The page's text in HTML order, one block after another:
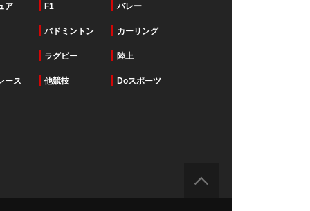
ア F1 バレー
バドミントン カーリング
ラグビー 陸上
ース 他競技 Doスポーツ